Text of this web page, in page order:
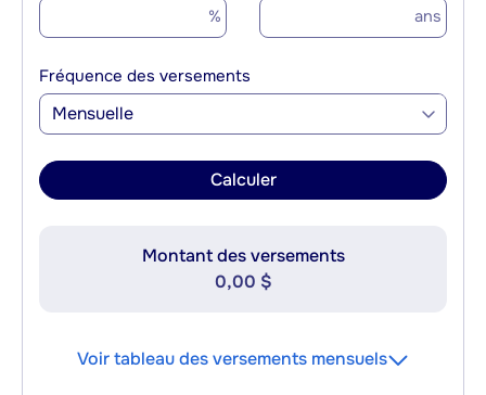
% ans
Fréquence des versements
Mensuelle
Calculer
Montant des versements
0,00 $
Voir tableau des versements mensuels